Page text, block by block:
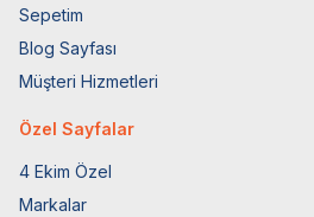
Sepetim
Blog Sayfası
Müşteri Hizmetleri
Özel Sayfalar
4 Ekim Özel
Markalar